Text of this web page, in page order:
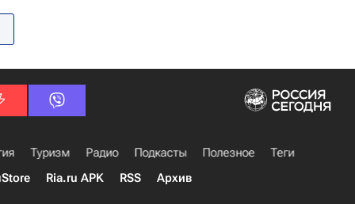
Туризм Радио Подкасты Полезное
Теги
Ria.ru APK RSS Архив